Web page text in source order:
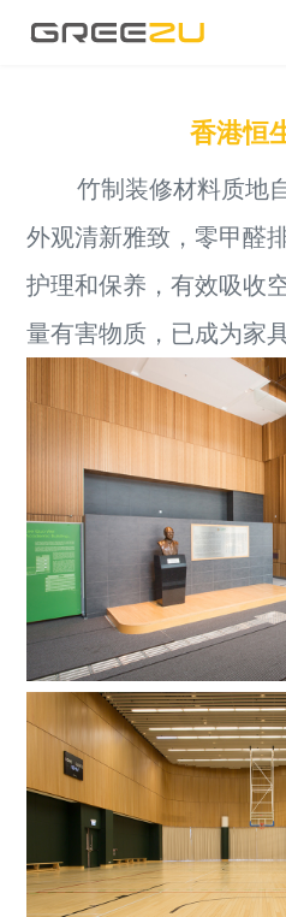
香港恒
竹制装修材料质地自
外观清新雅致，零甲醛
护理和保养，有效吸收
量有害物质，已成为家